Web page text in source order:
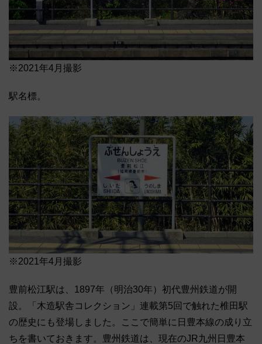
※2021年4月撮影
駅名標。
※2021年4月撮影
豊前松江駅は、1897年（明治30年）初代豊州鉄道が開
設。「木造駅舎コレクション」連載第5回で触れた椎田駅
の歴史にも登場しました。ここで簡単に日豊本線の成り立
ちを書いておきます。豊州鉄道は、現在のJR九州日豊本